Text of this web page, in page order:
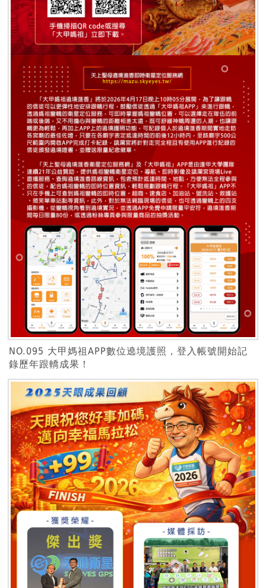
NO.095 大甲媽祖APP數位遶境護照，登入帳號開始記
錄歷年跟轎成果！